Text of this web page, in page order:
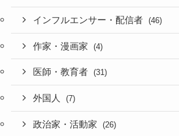
インフルエンサー・配信者 (46)
作家・漫画家 (4)
医師・教育者 (31)
外国人 (7)
政治家・活動家 (26)